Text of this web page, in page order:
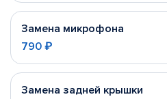
Замена микрофона
790 ₽
Замена задней крышки